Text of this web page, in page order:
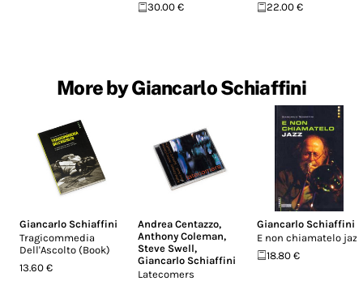
30.00 €
22.00 €
More by Giancarlo Schiaffini
Giancarlo Schiaffini
Tragicommedia
Dell'Ascolto (Book)
13.60 €
Andrea Centazzo,
Anthony Coleman,
Steve Swell,
Giancarlo Schiaffini
Latecomers
Giancarlo Schiaffini
E non chiamatelo jazz
18.80 €